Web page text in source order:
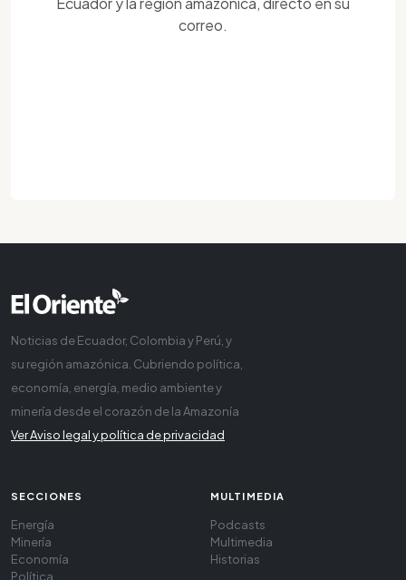
correo.
Noticias de Ecuador, Colombia y Perú, y
su región amazónica. Cubriendo política,
economía, energía, medio ambiente y
minería desde el corazón de la Amazonía
Ver Aviso legal y política de privacidad
SECCIONES
Energía
Minería
Economía
Política
MULTIMEDIA
Podcasts
Multimedia
Historias